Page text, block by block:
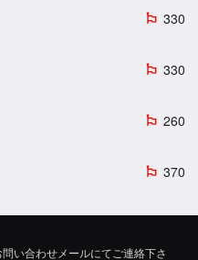
emoji_flags 330
emoji_flags 330
emoji_flags 260
emoji_flags 370
い合わせメールにてご連絡下さ